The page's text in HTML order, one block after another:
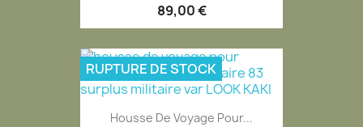
89,00 €
Housse De Voyage Pour...
RUPTURE DE STOCK